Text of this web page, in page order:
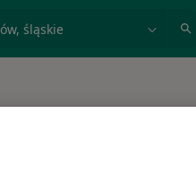
lub dzielnica